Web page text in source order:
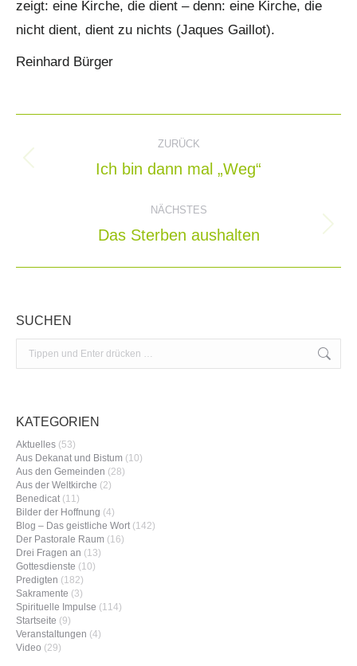
zeigt: eine Kirche, die dient – denn: eine Kirche, die
nicht dient, dient zu nichts (Jaques Gaillot).
Reinhard Bürger
Kommentarnavigation
ZURÜCK
Vorheriger
Ich bin dann mal „Weg“
NÄCHSTES
Nächster
Das Sterben aushalten
SUCHEN
KATEGORIEN
Aktuelles (53)
Aus Dekanat und Bistum (10)
Aus den Gemeinden (28)
Aus der Weltkirche (2)
Benedicat(11)
Bilder der Hoffnung (4)
Blog – Das geistliche Wort(142)
Der Pastorale Raum (16)
Drei Fragen an (13)
Gottesdienste (10)
Predigten (182)
Sakramente (3)
Spirituelle Impulse (114)
Startseite (9)
Veranstaltungen (4)
Video (29)